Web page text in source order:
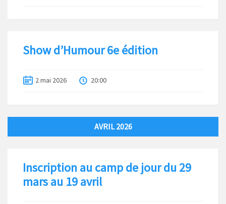
Show d’Humour 6e édition
2 mai 2026 20:00
AVRIL 2026
Inscription au camp de jour du 29
mars au 19 avril